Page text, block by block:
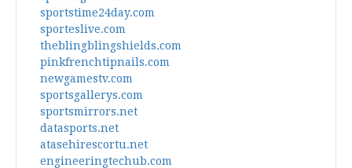
sportstime24day.com
sporteslive.com
theblingblingshields.com
pinkfrenchtipnails.com
newgamestv.com
sportsgallerys.com
sportsmirrors.net
datasports.net
atasehirescortu.net
engineeringtechub.com